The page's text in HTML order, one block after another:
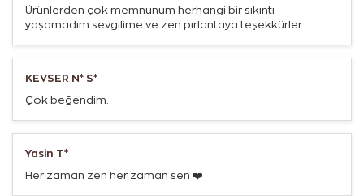
Ürünlerden çok memnunum herhangi bir sıkıntı
yaşamadım sevgilime ve zen pırlantaya teşekkürler
KEVSER N* S*
Çok beğendim.
Yasin T*
Her zaman zen her zaman sen ❤️